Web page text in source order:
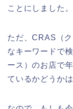
ことにしました。
ただ、CRAS（
なキーワードで
ース）のお店で
ているかどうか